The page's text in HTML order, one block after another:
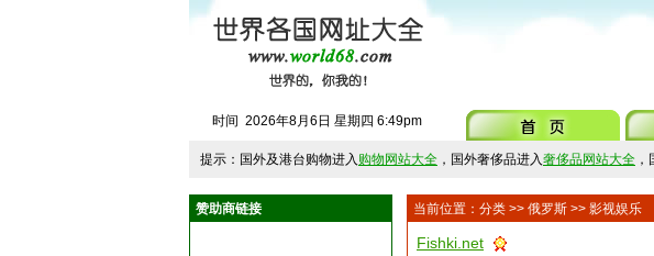
时间 2026年8月 6 日 星期四 6:49pm
提示：国外及港台购物进入 购物网站大全 ，国外奢侈品进入奢侈品网站大全
赞助商链接 当前位置： 分类 >> 俄罗斯 >> 影视娱乐
Fishki.net